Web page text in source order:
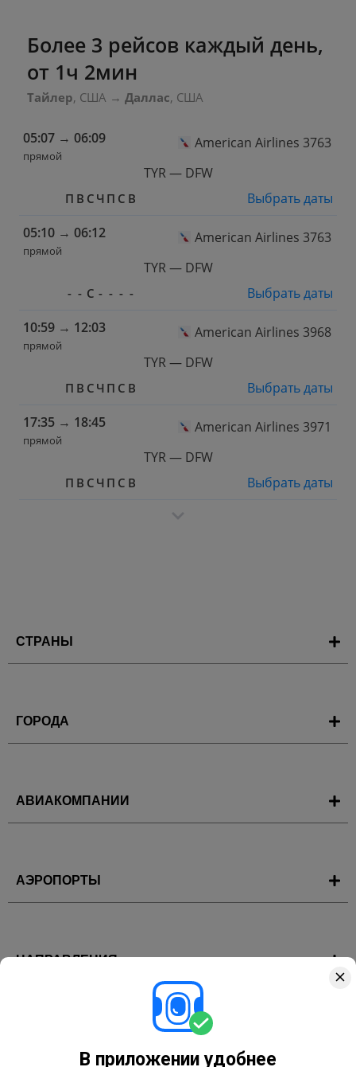
В приложении удобнее
Более 3 рейсов каждый день,
от 1ч 2мин
Тайлер, США → Даллас, США
05:07 → 06:09
прямой
American Airlines 3763
TYR — DFW
П В С Ч П С В
Выбрать даты
05:10 → 06:12
прямой
American Airlines 3763
TYR — DFW
- - С - - - -
Выбрать даты
10:59 → 12:03
прямой
American Airlines 3968
TYR — DFW
П В С Ч П С В
Выбрать даты
17:35 → 18:45
прямой
American Airlines 3971
TYR — DFW
П В С Ч П С В Выбрать даты
СТРАНЫ
ГОРОДА
АВИАКОМПАНИИ
АЭРОПОРТЫ
НАПРАВЛЕНИЯ